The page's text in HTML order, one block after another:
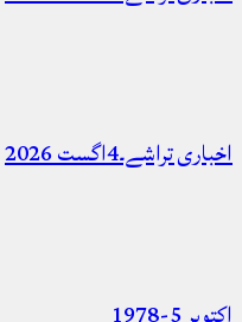
اخباری تراشے۔4اگست 2026